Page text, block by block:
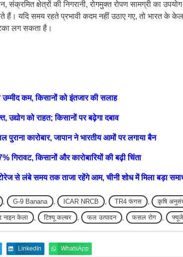
क्षेत्रों की निगरानी, रोगमुक्त रोपण सामग्री का
यदि समय रहते प्रभावी कदम नहीं उठाए गए, तो भारत के केला
लग सकता है।
कम, किसानों को इंतजार की सलाह
को राहत; किसानों पर बढ़ेगा दबाव
कारोबार, जापान ने भारतीय आमों पर लगाया बैन
गिरावट, किसानों और कारोबारियों की बढ़ी चिंता
से लंबे समय तक ताजा रहेंगे आम, चीनी शोध में मिला बड़ा
, G-9 Banana , ICAR NRCB , TR4 फंगस , कृषि
नाइन केला , टिश्यू कल्चर , फल उत्पादन , फसल रोग ,
LinkedIn WhatsApp